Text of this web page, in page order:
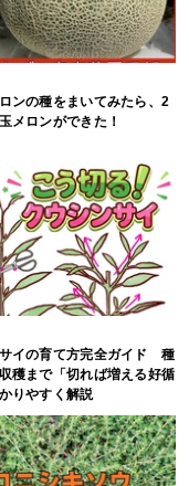
ンの種をまいてみたら、2
メロンができた！
イの育て方完全ガイド 種
穫まで「切れば増える好循
りやすく解説